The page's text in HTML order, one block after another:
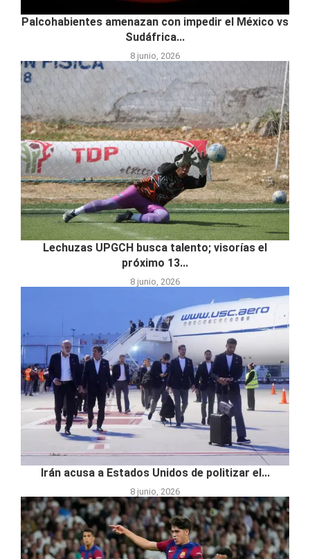
Palcohabientes amenazan con impedir el México vs
Sudáfrica...
8 junio, 2026
Lechuzas UPGCH busca talento; visorías el
próximo 13...
8 junio, 2026
Irán acusa a Estados Unidos de politizar el...
8 junio, 2026